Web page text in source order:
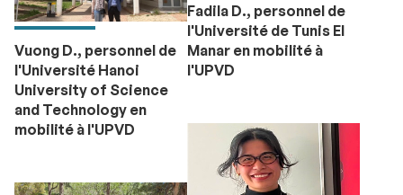
Fadila D., personnel de
l'Université de Tunis El
Manar en mobilité à
l'UPVD
Vuong D., personnel de
l'Université Hanoi
University of Science
and Technology en
mobilité à l'UPVD